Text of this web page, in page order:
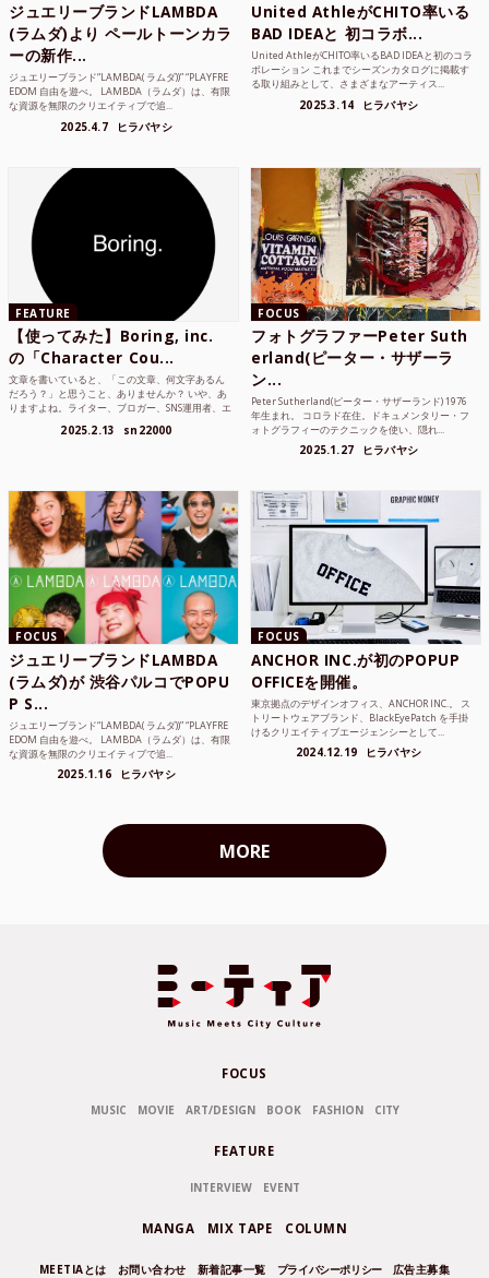
ジュエリーブランドLAMBDA
(ラムダ)より ペールトーンカラ
ーの新作...
ジュエリーブランド“LAMBDA( ラムダ))” “PLAYFRE
EDOM 自由を遊べ。 LAMBDA（ラムダ）は、有限
な資源を無限のクリエイティブで追...
2025.4.7 ヒラバヤシ
United AthleがCHITO率いる
BAD IDEAと 初コラボ...
United AthleがCHITO率いるBAD IDEAと初のコラ
ボレーション これまでシーズンカタログに掲載す
る取り組みとして、さまざまなアーティス...
2025.3.14 ヒラバヤシ
FEATURE
【使ってみた】Boring, inc.
の「Character Cou...
文章を書いていると、「この文章、何文字あるん
だろう？」と思うこと、ありませんか？ いや、あ
りますよね。ライター、ブロガー、SNS運用者、エ
2025.2.13 sn22000
FOCUS
フォトグラファーPeter Suth
erland(ピーター・サザーラ
ン...
Peter Sutherland(ピーター・サザーランド) 1976
年生まれ。 コロラド在住。ドキュメンタリー・フ
ォトグラフィーのテクニックを使い、隠れ...
2025.1.27 ヒラバヤシ
FOCUS
ジュエリーブランドLAMBDA
(ラムダ)が 渋谷パルコでPOPU
P S...
ジュエリーブランド“LAMBDA( ラムダ))” “PLAYFRE
EDOM 自由を遊べ。 LAMBDA（ラムダ）は、有限
な資源を無限のクリエイティブで追...
2025.1.16 ヒラバヤシ
FOCUS
ANCHOR INC.が初のPOPUP
OFFICEを開催。
東京拠点のデザインオフィス、ANCHOR INC.。 ス
トリートウェアブランド、BlackEyePatch を手掛
けるクリエイティブエージェンシーとして...
2024.12.19 ヒラバヤシ
MORE
FOCUS
MUSIC MOVIE ART/DESIGN BOOK FASHION CITY
FEATURE
INTERVIEW EVENT
MANGA MIX TAPE COLUMN
MEETIAとは お問い合わせ 新着記事一覧 プライバシーポリシー 広告主募集